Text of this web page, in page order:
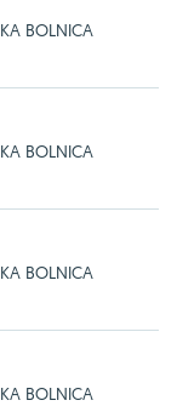
BOLNICA
BOLNICA
BOLNICA
BOLNICA